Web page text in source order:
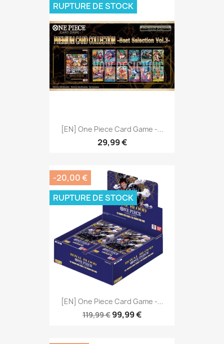
[EN] One Piece Card Game -...
29,99 €
RUPTURE DE STOCK
[EN] One Piece Card Game -...
119,99 € 99,99 €
-20,00 €
RUPTURE DE STOCK